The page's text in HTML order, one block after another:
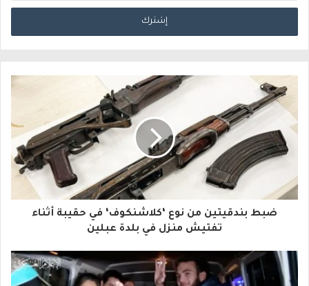
د
خ
ي
ك
ا
إ
ضبط بندقيتين من نوع ‘كلاشنكوف‘ في حقيبة أثناء
تفتيش منزل في بلدة عبلين